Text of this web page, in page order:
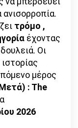
ανισορροπία.
τρόμο ,
έχοντας
Οι
μέρος
: The
2026